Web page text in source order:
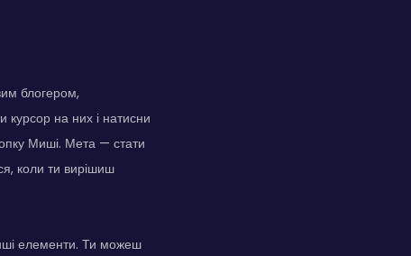
блогером,
на них і натисни
Миші. Мета — стати
коли ти вирішиш
елементи. Ти можеш